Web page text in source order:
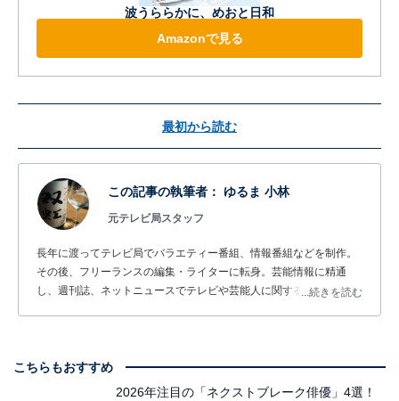
波うららかに、めおと日和
Amazonで見る
最初から読む
この記事の執筆者： ゆるま 小林
元テレビ局スタッフ
長年に渡ってテレビ局でバラエティー番組、情報番組などを制作。
その後、フリーランスの編集・ライターに転身。芸能情報に精通
し、週刊誌、ネットニュースでテレビや芸能人に関するコラムなど
...続きを読む
こちらもおすすめ
2026年注目の「ネクストブレーク俳優」4選！